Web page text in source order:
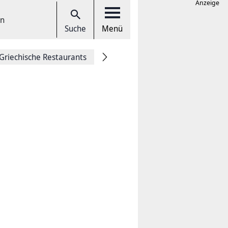
Suche Menü
Restaurants
Anzeige